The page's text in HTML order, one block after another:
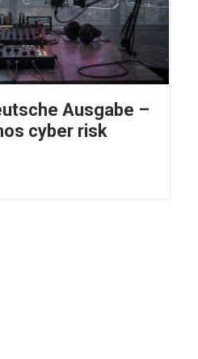
Ausgabe –
cyber risk